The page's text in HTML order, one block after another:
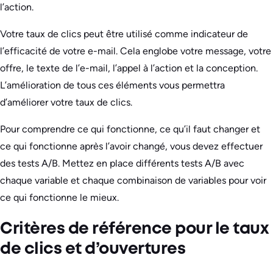
l’action.
Votre taux de clics peut être utilisé comme indicateur de
l’efficacité de votre e-mail. Cela englobe votre message, votre
offre, le texte de l’e-mail, l’appel à l’action et la conception.
L’amélioration de tous ces éléments vous permettra
d’améliorer votre taux de clics.
Pour comprendre ce qui fonctionne, ce qu’il faut changer et
ce qui fonctionne après l’avoir changé, vous devez effectuer
des tests A/B. Mettez en place différents tests A/B avec
chaque variable et chaque combinaison de variables pour voir
ce qui fonctionne le mieux.
Critères de référence pour le taux
de clics et d’ouvertures